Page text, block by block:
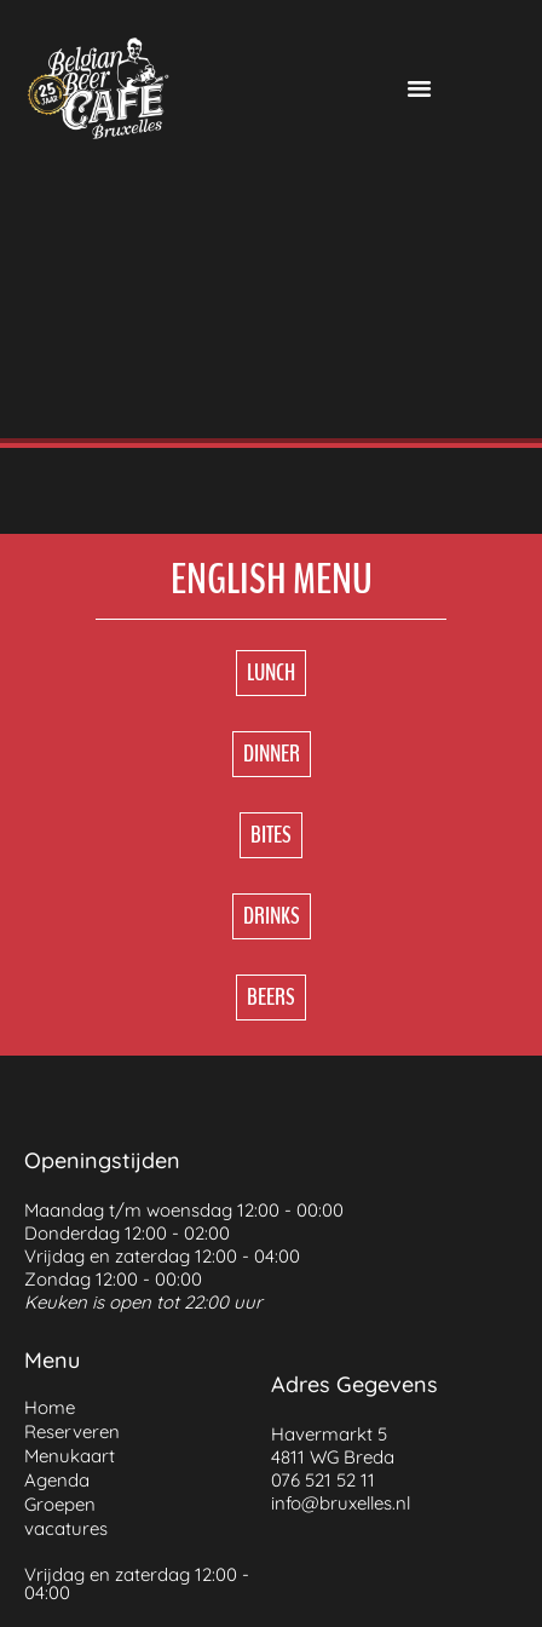
ENGLISH MENU
LUNCH
DINNER
BITES
DRINKS
BEERS
Openingstijden
Maandag t/m woensdag 12:00 - 00:00
Donderdag 12:00 - 02:00
Vrijdag en zaterdag 12:00 - 04:00
Zondag 12:00 - 00:00
Keuken is open tot 22:00 uur
Menu
Home
Reserveren
Menukaart
Agenda
Groepen
vacatures
Vrijdag en zaterdag 12:00 -
04:00
Adres Gegevens
Havermarkt 5
4811 WG Breda
076 521 52 11
info@bruxelles.nl